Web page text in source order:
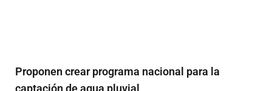
Proponen crear programa nacional para la